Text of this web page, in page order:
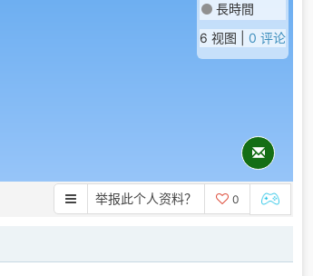
長時間
6 视图 | 0 评论
举报此个人资料？ 0